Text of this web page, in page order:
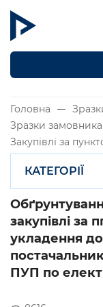
Головна
Зразки
Закупівлі за
КАТЕГОРІЇ
закупівлі за
укладення
ПУП по